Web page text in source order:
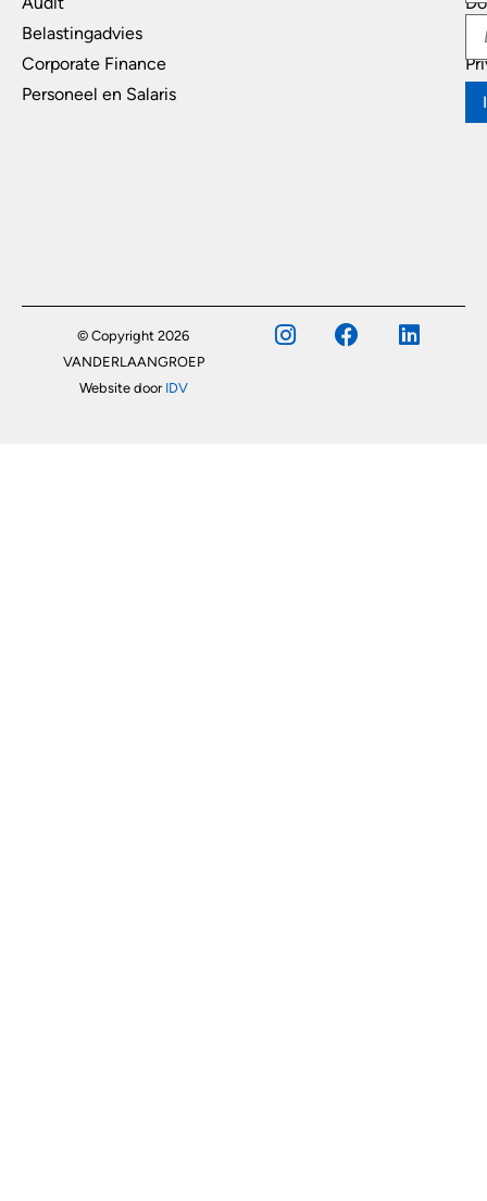
Belastingadvies
Corporate Finance
Personeel en Salaris
© Copyright 2026
VANDERLAANGROEP
Website door IDV